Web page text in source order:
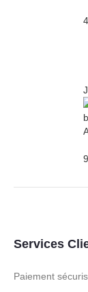
Services
Paiement